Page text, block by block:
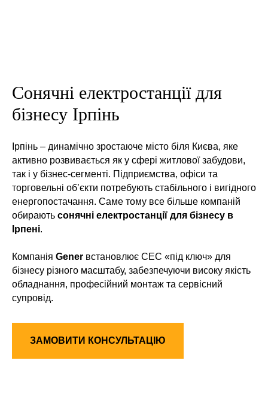
Сонячні електростанції для
бізнесу Ірпінь
Ірпінь – динамічно зростаюче місто біля Києва, яке
активно розвивається як у сфері житлової забудови,
так і у бізнес-сегменті. Підприємства, офіси та
торговельні об’єкти потребують стабільного і вигідного
енергопостачання. Саме тому все більше компаній
обирають сонячні електростанції для бізнесу в
Ірпені.
Компанія Gener встановлює СЕС «під ключ» для
бізнесу різного масштабу, забезпечуючи високу якість
обладнання, професійний монтаж та сервісний
супровід.
ЗАМОВИТИ КОНСУЛЬТАЦІЮ